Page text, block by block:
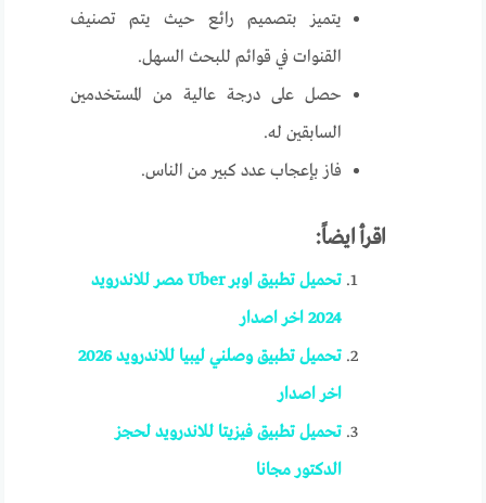
يتميز بتصميم رائع حيث يتم تصنيف
القنوات في قوائم للبحث السهل.
حصل على درجة عالية من المستخدمين
السابقين له.
فاز بإعجاب عدد كبير من الناس.
اقرأ ايضاً:
تحميل تطبيق اوبر Uber مصر للاندرويد
2024 اخر اصدار
تحميل تطبيق وصلني ليبيا للاندرويد 2026
اخر اصدار
تحميل تطبيق فيزيتا للاندرويد لحجز
الدكتور مجانا